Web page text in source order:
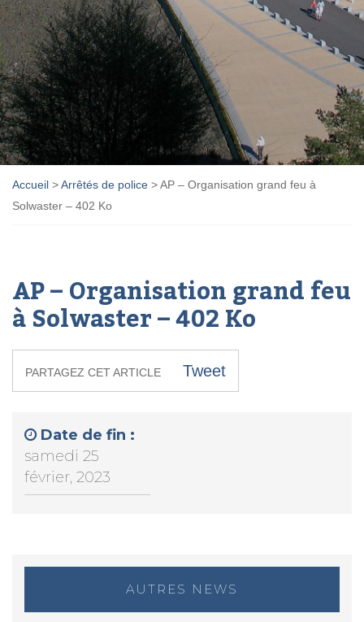
Accueil >Arrêtés de police >AP – Organisation grand feu à
Solwaster – 402 Ko
AP – Organisation grand feu
à Solwaster – 402 Ko
PARTAGEZ CET ARTICLE Tweet
Date de fin :
samedi 25
février, 2023
AUTRES NEWS